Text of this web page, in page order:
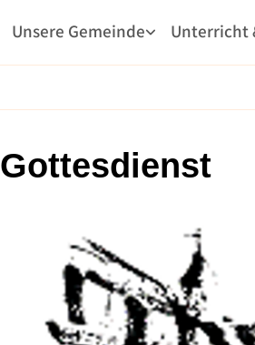
Unsere Gemeinde Unterricht
Gottesdienst